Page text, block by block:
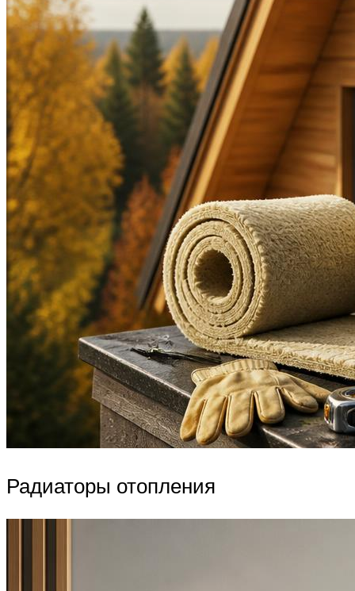
Радиаторы отопления